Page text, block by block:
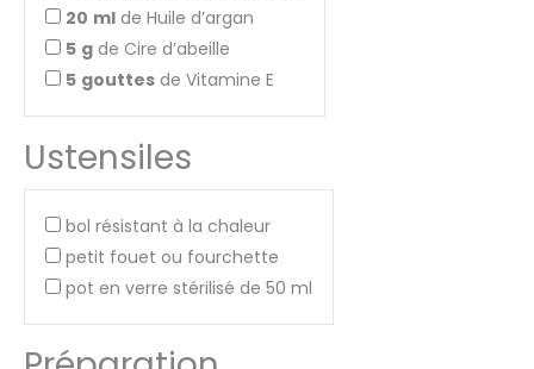
20 ml de Huile d’argan
5 g de Cire d’abeille
5 gouttes de Vitamine E
Ustensiles
bol résistant à la chaleur
petit fouet ou fourchette
pot en verre stérilisé de 50 ml